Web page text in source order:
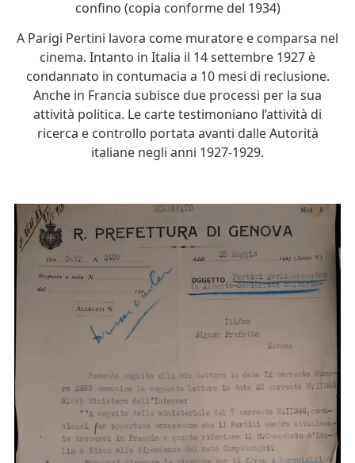
confino (copia conforme del 1934)
A Parigi Pertini lavora come muratore e comparsa nel
cinema. Intanto in Italia il 14 settembre 1927 è
condannato in contumacia a 10 mesi di reclusione.
Anche in Francia subisce due processi per la sua
attività politica. Le carte testimoniano l’attività di
ricerca e controllo portata avanti dalle Autorità
italiane negli anni 1927-1929.